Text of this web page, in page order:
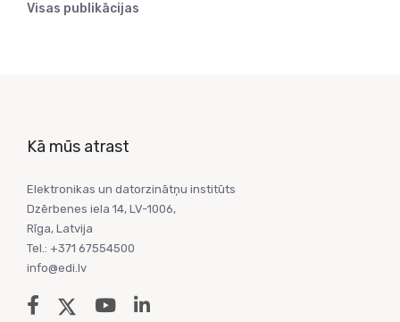
Visas publikācijas
Kā mūs atrast
Elektronikas un datorzinātņu institūts
Dzērbenes iela 14, LV-1006,
Rīga, Latvija
Tel.: +371 67554500
info@edi.lv